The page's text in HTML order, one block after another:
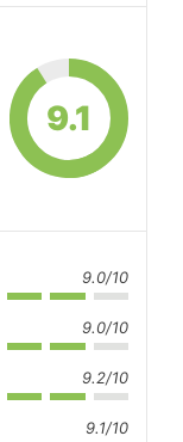
9.1
9.0/10
9.0/10
9.2/10
9.1/10